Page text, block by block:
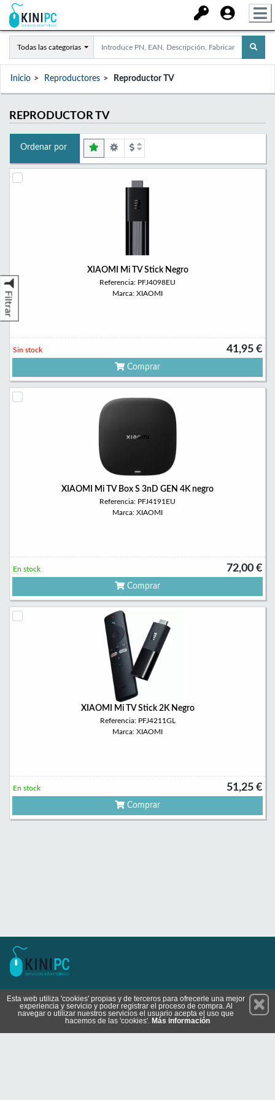
Todas las categorías
Inicio Reproductores Reproductor TV
REPRODUCTOR TV
Filtrar
Ordenar por
XIAOMI Mi TV Stick Negro
Referencia: PFJ4098EU
Marca: XIAOMI
41,95 €
Sin stock
Comprar
XIAOMI Mi TV Box S 3nD GEN 4K negro
Referencia: PFJ4191EU
Marca: XIAOMI
72,00 €
En stock
Comprar
XIAOMI Mi TV Stick 2K Negro
Referencia: PFJ4211GL
Marca: XIAOMI
51,25 €
En stock
Comprar
Suscríbete
Esta web utiliza 'cookies' propias y de terceros para ofrecerle una mejor
experiencia y servicio y poder registrar el proceso de compra. Al
navegar o utilizar nuestros servicios el usuario acepta el uso que
hacemos de las 'cookies'. Más información